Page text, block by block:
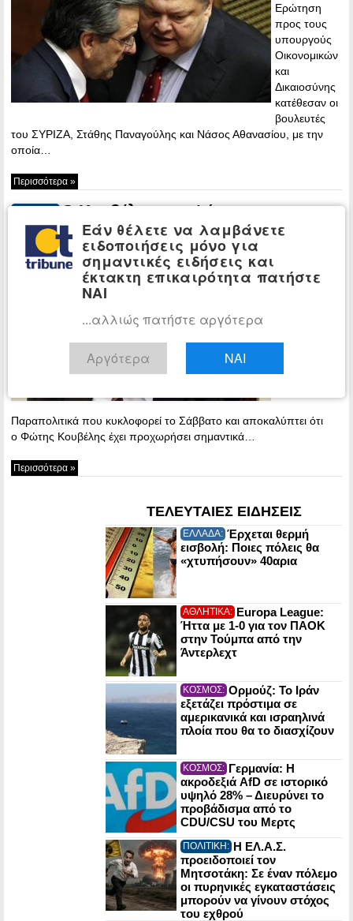
Ερώτηση
προς τους
υπουργούς
Οικονομικών
και
Δικαιοσύνης
κατέθεσαν οι
βουλευτές
του ΣΥΡΙΖΑ, Στάθης Παναγούλης και Νάσος Αθανασίου, με την
οποία…
Περισσότερα »
Ο Κουβέλης υποψήφιος στο
Επικρατείας του ΣΥΡΙΖΑ
October, 2014
Παραπολιτικά που κυκλοφορεί το Σάββατο και αποκαλύπτει ότι
ο Φώτης Κουβέλης έχει προχωρήσει σημαντικά…
Περισσότερα »
ΤΕΛΕΥΤΑΙΕΣ ΕΙΔΗΣΕΙΣ
ΕΛΛΑΔΑ: Έρχεται θερμή
εισβολή: Ποιες πόλεις θα
«χτυπήσουν» 40αρια
ΑΘΛΗΤΙΚΑ: Europa League:
Ήττα με 1-0 για τον ΠΑΟΚ
στην Τούμπα από την
Άντερλεχτ
ΚΟΣΜΟΣ: Ορμούζ: Το Ιράν
εξετάζει πρόστιμα σε
αμερικανικά και ισραηλινά
πλοία που θα το διασχίζουν
ΚΟΣΜΟΣ: Γερμανία: Η
ακροδεξιά AfD σε ιστορικό
υψηλό 28% – Διευρύνει το
προβάδισμα από το
CDU/CSU του Μερτς
ΠΟΛΙΤΙΚΗ: Η ΕΛ.Α.Σ.
προειδοποιεί τον
Μητσοτάκη: Σε έναν πόλεμο
οι πυρηνικές εγκαταστάσεις
μπορούν να γίνουν στόχος
του εχθρού
Εάν θέλετε να λαμβάνετε
ειδοποιήσεις μόνο για
σημαντικές ειδήσεις και
έκτακτη επικαιρότητα πατήστε
ΝΑΙ
...αλλιώς πατήστε αργότερα
Αργότερα ΝΑΙ